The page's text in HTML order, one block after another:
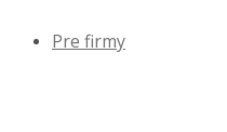
Pre firmy